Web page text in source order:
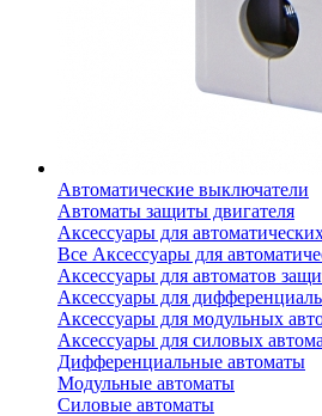
Автоматические выключатели
Автоматы защиты двигателя
Аксессуары для
Все Аксессуары для
Аксессуары для автоматов
Аксессуары для
Аксессуары для модульных
Аксессуары для силовых
Дифференциальные автоматы
Модульные автоматы
Силовые автоматы